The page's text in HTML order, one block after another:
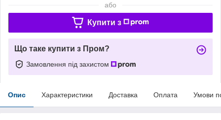
або
Купити з
Що таке купити з Пром?
Замовлення під захистом
Опис Характеристики Доставка Оплата Умови